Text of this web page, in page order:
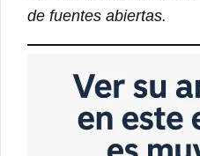
de fuentes abiertas.